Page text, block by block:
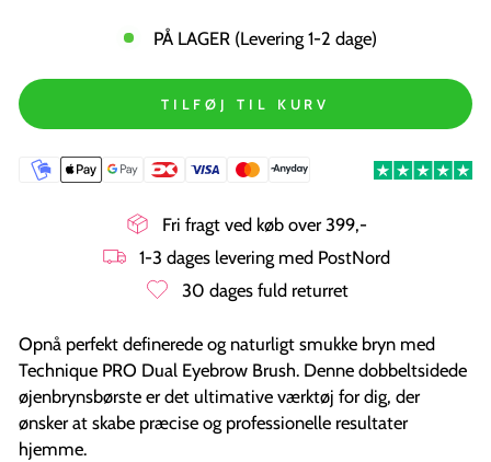
PÅ LAGER (Levering 1-2 dage)
TILFØJ TIL KURV
Fri fragt ved køb over 399,-
1-3 dages levering med PostNord
30 dages fuld returret
Opnå perfekt definerede og naturligt smukke bryn med
Technique PRO Dual Eyebrow Brush. Denne dobbeltsidede
øjenbrynsbørste er det ultimative værktøj for dig, der
ønsker at skabe præcise og professionelle resultater
hjemme.